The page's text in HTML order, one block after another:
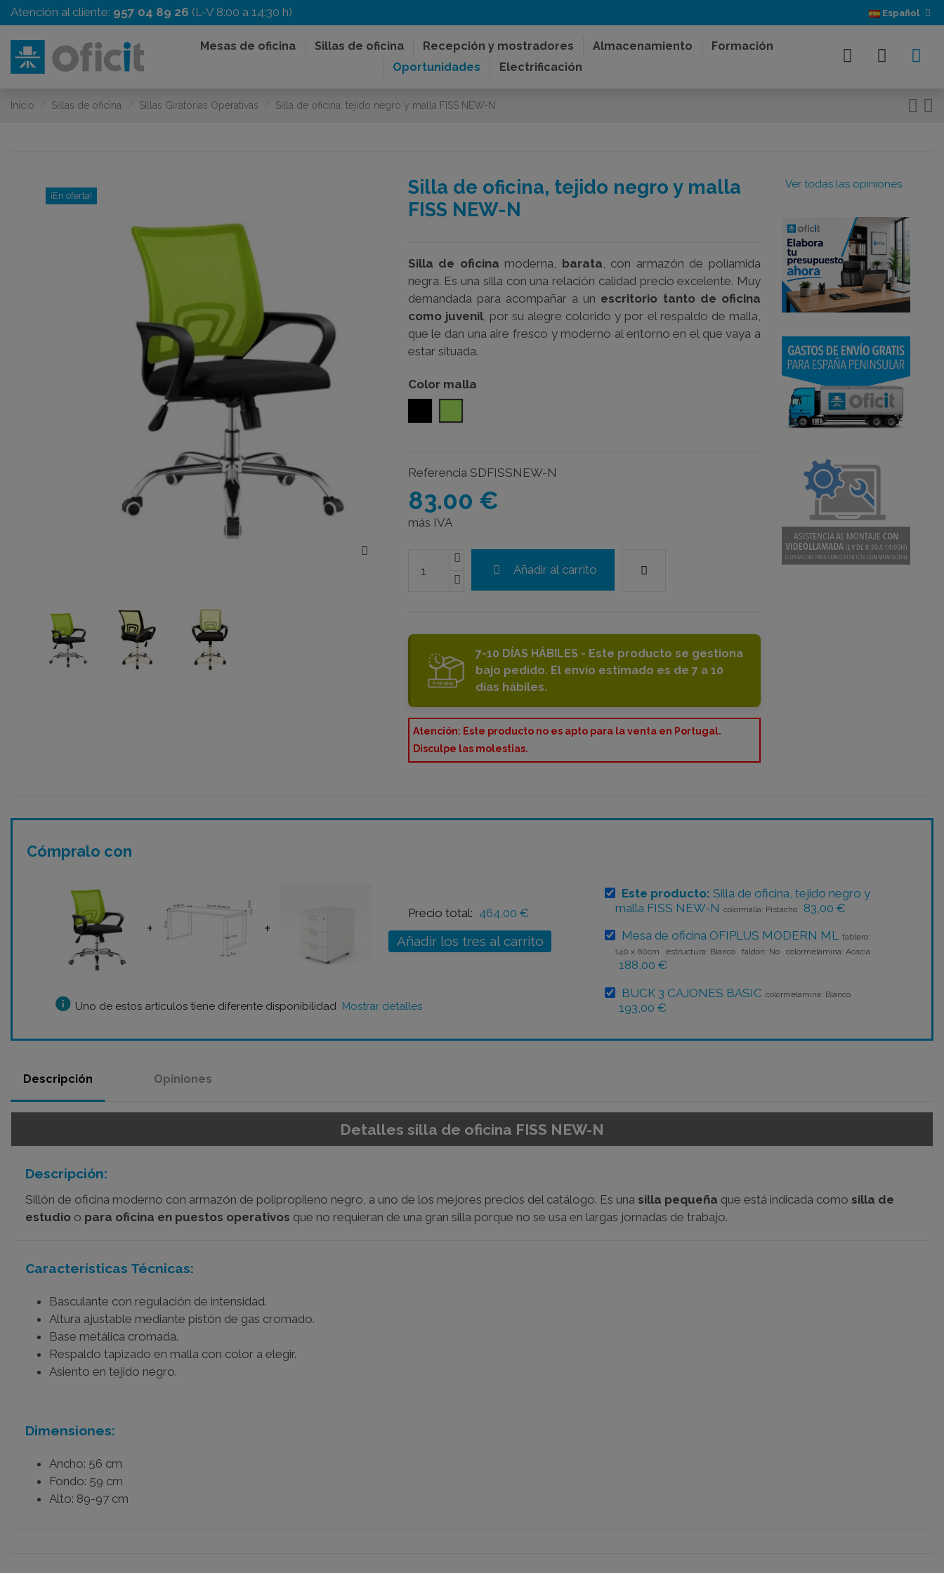
Atención al cliente: 957 04 89 26 (L-V 8:00 a 14:30 h) Español
Mesas de oficina Sillas de oficina Recepción y mostradores Almacenamiento
Formación
Oportunidades
Electrificación
Inicio Sillas de oficina Sillas Giratorias Operativas Silla de oficina, tejido negro y malla FISS NEW-N
¡En oferta!
Silla de oficina, tejido negro y malla
FISS NEW-N
Silla de oficina moderna, barata , con armazón de poliamida
negra. Es una silla con una relación calidad precio excelente. Muy
demandada para acompañar a un escritorio tanto de oficina
como juvenil, por su alegre colorido y por el respaldo de malla,
que le dan una aire fresco y moderno al entorno en el que vaya a
estar situada.
Color malla
Referencia SDFISSNEW-N
83.00 €
más IVA
Añadir al carrito
7-10 DÍAS HÁBILES - Este producto se gestiona
bajo pedido. El envío estimado es de 7 a 10
días hábiles.
Atención: Este producto no es apto para la venta en Portugal.
Disculpe las molestias.
Ver todas las opiniones
Cómpralo con
+ +
Precio total: 464,00 €
Añadir los tres al carrito
info Uno de estos artículos tiene diferente disponibilidad Mostrar detalles
Este producto: Silla de oficina, tejido negro y
malla FISS NEW-N colormalla: Pistacho
83,00 €
Mesa de oficina OFIPLUS MODERN ML tablero:
140 x 60cm estructura: Blanco faldon: No colormelamina: Acacia
188,00 €
BUCK 3 CAJONES BASIC colormelamina: Blanco
193,00 €
Descripción Opiniones
Detalles silla de oficina FISS NEW-N
Descripción:
Sillón de oficina moderno con armazón de polipropileno negro, a uno de los mejores precios del catálogo. Es una silla pequeña que está indicada como silla de
estudio o para oficina en puestos operativos que no requieran de una gran silla porque no se usa en largas jornadas de trabajo.
Características Técnicas:
Basculante con regulación de intensidad.
Altura ajustable mediante pistón de gas cromado.
Base metálica cromada.
Respaldo tapizado en malla con color a elegir.
Asiento en tejido negro.
Dimensiones:
Ancho: 56 cm
Fondo: 59 cm
Alto: 89-97 cm